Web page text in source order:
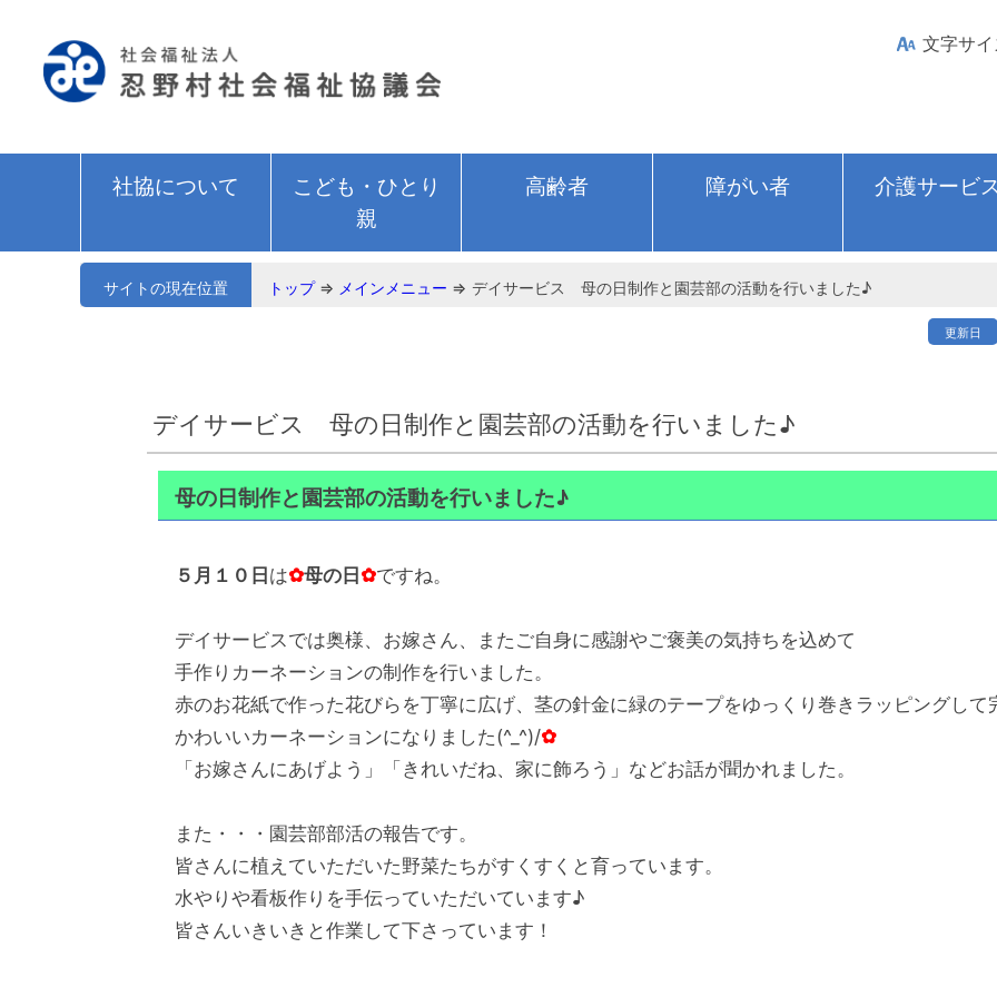
文字サ
社協について
こども・ひとり
親
高齢者 障がい者 介護サービ
サイトの現在位置 トップ⇒ メインメニュー ⇒ デイサービス 母の日制作と園芸部の活動を行いました♪
更新日
デイサービス 母の日制作と園芸部の活動を行いました♪
母の日制作と園芸部の活動を行いました♪
５月１０日は✿母の日✿ですね。
デイサービスでは奥様、お嫁さん、またご自身に感謝やご褒美の気持ちを込めて
手作りカーネーションの制作を行いました。
赤のお花紙で作った花びらを丁寧に広げ、茎の針金に緑のテープをゆっくり巻きラッピングして
かわいいカーネーションになりました(^_^)/✿
「お嫁さんにあげよう」「きれいだね、家に飾ろう」などお話が聞かれました。
また・・・園芸部部活の報告です。
皆さんに植えていただいた野菜たちがすくすくと育っています。
水やりや看板作りを手伝っていただいています♪
皆さんいきいきと作業して下さっています！